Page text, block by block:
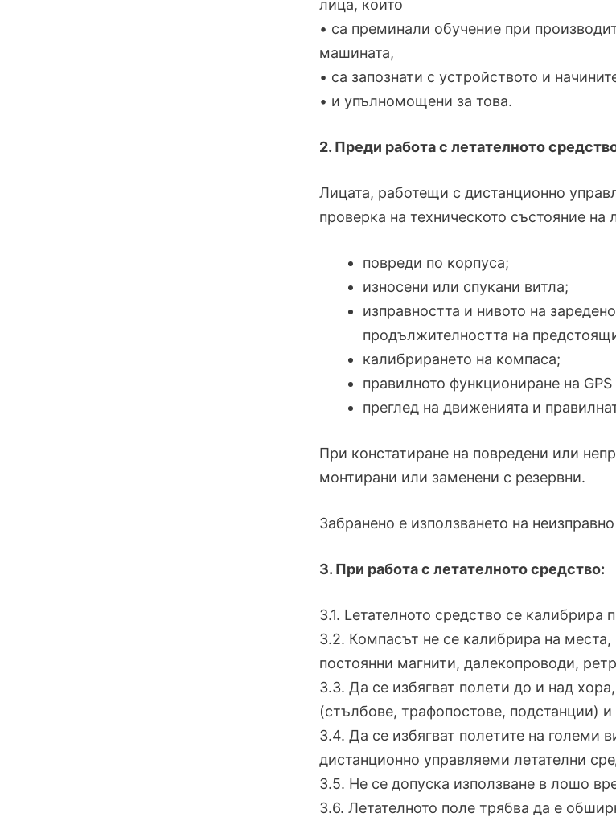
лица, които
• са преминали обучение при
машината,
• са запознати с устройството и
• и упълномощени за това.
2. Преди работа с летателното
Лицата, работещи с дистанционно
проверка на техническото състояние на
повреди по корпуса;
износени или спукани витла;
изправността и нивото на
продължителността на
калибрирането на компаса;
правилното функциониране на
преглед на движенията и
При констатиране на повредени или
монтирани или заменени с резервни.
Забранено е използването на
3. При работа с летателното средство:
3.1. Lетателното средство се калибрира
3.2. Компасът не се калибрира на
постоянни магнити, далекопроводи,
3.3. Да се избягват полети до и над
(стълбове, трафопостове, подстанции)
3.4. Да се избягват полетите на големи
дистанционно управляеми летателни
3.5. Не се допуска използване в лошо
3.6. Летателното поле трябва да е